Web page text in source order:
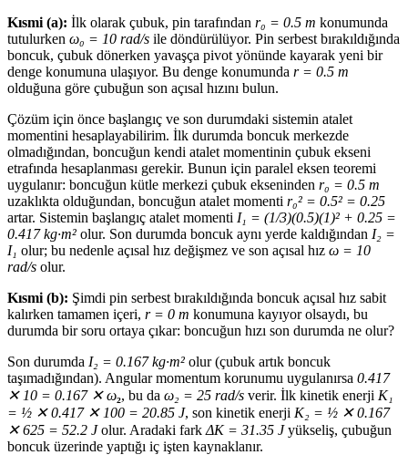
Kısmi (a): İlk olarak çubuk, pin tarafından r₀ = 0.5 m konumunda
tutulurken ω₀ = 10 rad/s ile döndürülüyor. Pin serbest bırakıldığında
boncuk, çubuk dönerken yavaşça pivot yönünde kayarak yeni bir
denge konumuna ulaşıyor. Bu denge konumunda r = 0.5 m
olduğuna göre çubuğun son açısal hızını bulun.
Çözüm için önce başlangıç ve son durumdaki sistemin atalet
momentini hesaplayabilirim. İlk durumda boncuk merkezde
olmadığından, boncuğun kendi atalet momentinin çubuk ekseni
etrafında hesaplanması gerekir. Bunun için paralel eksen teoremi
uygulanır: boncuğun kütle merkezi çubuk ekseninden r₀ = 0.5 m
uzaklıkta olduğundan, boncuğun atalet momenti r₀² = 0.5² = 0.25
artar. Sistemin başlangıç atalet momenti I₁ = (1/3)(0.5)(1)² + 0.25 =
0.417 kg·m² olur. Son durumda boncuk aynı yerde kaldığından I₂ =
I₁ olur; bu nedenle açısal hız değişmez ve son açısal hız ω = 10
rad/s olur.
Kısmi (b): Şimdi pin serbest bırakıldığında boncuk açısal hız sabit
kalırken tamamen içeri, r = 0 m konumuna kayıyor olsaydı, bu
durumda bir soru ortaya çıkar: boncuğun hızı son durumda ne olur?
Son durumda I₂ = 0.167 kg·m² olur (çubuk artık boncuk
taşımadığından). Angular momentum korunumu uygulanırsa 0.417
✕ 10 = 0.167 ✕ ω₂, bu da ω₂ = 25 rad/s verir. İlk kinetik enerji K₁
= ½ ✕ 0.417 ✕ 100 = 20.85 J, son kinetik enerji K₂ = ½ ✕ 0.167
✕ 625 = 52.2 Jolur. Aradaki fark ΔK = 31.35 Jyükseliş, çubuğun
boncuk üzerinde yaptığı iç işten kaynaklanır.